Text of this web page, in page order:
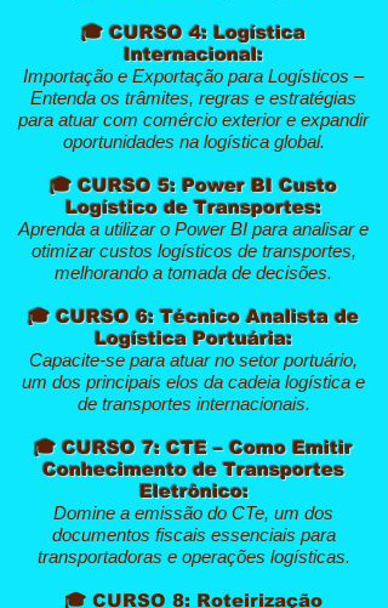
🎓 CURSO 4: Logística
Internacional:
Importação e Exportação para Logísticos –
Entenda os trâmites, regras e estratégias
para atuar com comércio exterior e expandir
oportunidades na logística global.
🎓 CURSO 5: Power BI Custo
Logístico de Transportes:
Aprenda a utilizar o Power BI para analisar e
otimizar custos logísticos de transportes,
melhorando a tomada de decisões.
🎓 CURSO 6: Técnico Analista de
Logística Portuária:
Capacite-se para atuar no setor portuário,
um dos principais elos da cadeia logística e
de transportes internacionais.
🎓 CURSO 7: CTE – Como Emitir
Conhecimento de Transportes
Eletrônico:
Domine a emissão do CTe, um dos
documentos fiscais essenciais para
transportadoras e operações logísticas.
🎓 CURSO 8: Roteirização